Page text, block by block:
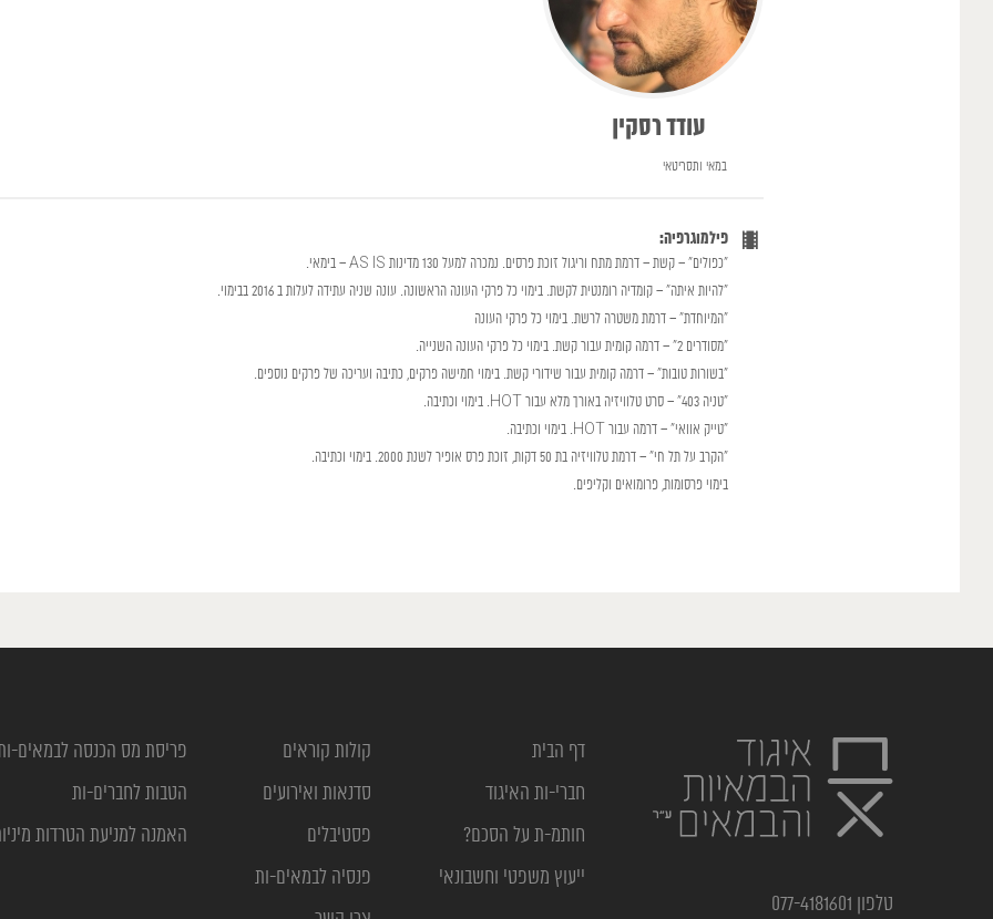
עודד רסקין
במאי ותסריטאי
פילמוגרפיה:
"כפולים" – קשת – דרמת מתח וריגול זוכת פרסים. נמכרה למעל 130 מדינות AS IS – בימאי.
"להיות איתה" – קומדיה רומנטית לקשת. בימוי כל פרקי העונה הראשונה. עונה שניה עתידה לעלות ב 2016 בבימוי.
"המיוחדת" – דרמת משטרה לרשת. בימוי כל פרקי העונה
"מסודרים 2" – דרמה קומית עבור קשת. בימוי כל פרקי העונה השנייה.
"בשורות טובות" – דרמה קומית עבור שידורי קשת. בימוי חמישה פרקים, כתיבה ועריכה של פרקים נוספים.
"טניה 403" – סרט טלוויזיה באורך מלא עבור HOT. בימוי וכתיבה.
"טייק אוואי" – דרמה עבור HOT. בימוי וכתיבה.
"הקרב על תל חי" – דרמת טלוויזיה בת 50 דקות, זוכת פרס אופיר לשנת 2000. בימוי וכתיבה.
בימוי פרסומות, פרומואים וקליפים.
טלפון 077-4181601
דף הבית
חברי-ות האיגוד
חותמ-ת על הסכם?
ייעוץ משפטי וחשבונאי
קולות קוראים
סדנאות ואירועים
פסטיבלים
פנסיה לבמאים-ות
פריסת מס הכנסה לבמאים-
הטבות לחברים-ות
האמנה למניעת הטרדות